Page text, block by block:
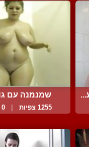
שמנמנה עם
1255 צפיות 0 המלצות